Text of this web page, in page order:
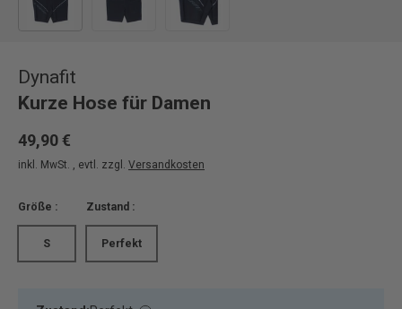
Dynafit
Kurze Hose für Damen
49,90 €
inkl. MwSt. , evtl. zzgl. Versandkosten
Größe :
S
Zustand :
Perfekt